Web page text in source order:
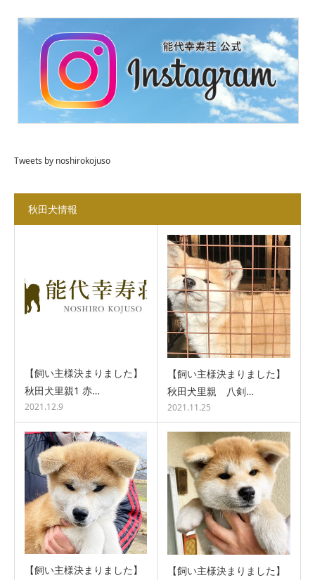
Tweets by noshirokojuso
秋田犬情報
【飼い主様決まりました】
秋田犬里親1 赤…
2021.12.9
【飼い主様決まりました】
秋田犬里親 八剣…
2021.11.25
【飼い主様決まりました】
【飼い主様決まりました】